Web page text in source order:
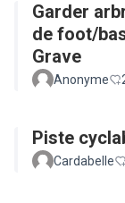
Garder
de foot/
Grave
Anonyme
Piste
Cardabelle